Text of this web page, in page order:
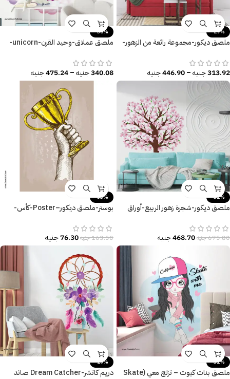
-29%
ملصق ديكور-مجموعة رائعة من الزهور-
313.92جنيه–
446.90جنيه
-30%
ملصق عملاق-وحيد القرن-unicorn-
340.08جنيه–
475.24جنيه
-31%
ملصق ديكور-شجرة زهور الربيع-أوراق
675.80جنيه468.70جنيه
-53%
بوستر-ملصق ديكور–Poster-كأس-
163.50جنيه76.30جنيه
-31%
ملصق بنات كيوت – تزلج معي (Skate
-29%
دريم كاتشر-Dream Catcher صائد